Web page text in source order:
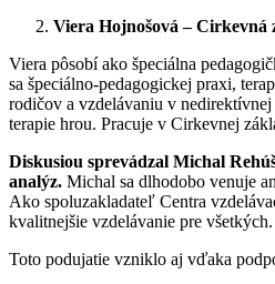
Viera Hojnošová – Cirkevná
Viera pôsobí ako špeciálna
sa špeciálno-pedagogickej praxi,
rodičov a vzdelávaniu v
terapie hrou. Pracuje v Cirkevnej
Diskusiou sprevádzal Michal
analýz. Michal sa dlhodobo venuje
Ako spoluzakladateľ Centra
kvalitnejšie vzdelávanie pre všetkých.
Toto podujatie vzniklo aj vďaka